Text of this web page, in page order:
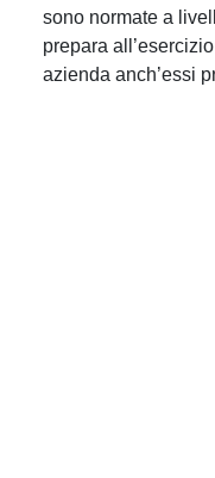
sono normate a
prepara
azienda anch’essi